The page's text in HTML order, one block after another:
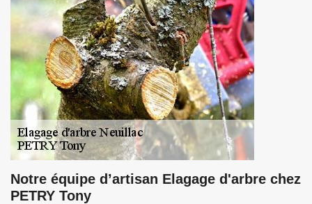
Notre équipe d’artisan Elagage d'arbre chez
PETRY Tony